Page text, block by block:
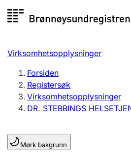
til
Registersøk
Aksjeselskap
Enkeltpersonforetak
Registrere, endre, slette
Lag og forening
Virksomhetsopplysninger
Forsiden
Registersøk
Virksomhetsopplysninger
DR. STEBBINGS
Mørk bakgrunn